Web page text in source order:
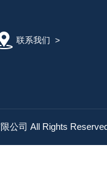
联系我们 >
公司 All Rights